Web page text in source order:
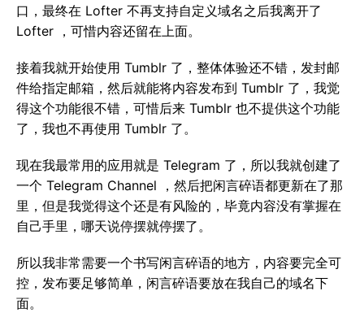
口，最终在 Lofter 不再支持自定义域名之后我离开了
Lofter ，可惜内容还留在上面。
接着我就开始使用 Tumblr 了，整体体验还不错，发封邮
件给指定邮箱，然后就能将内容发布到 Tumblr 了，我觉
得这个功能很不错，可惜后来 Tumblr 也不提供这个功能
了，我也不再使用 Tumblr 了。
现在我最常用的应用就是 Telegram 了，所以我就创建了
一个 Telegram Channel ，然后把闲言碎语都更新在了那
里，但是我觉得这个还是有风险的，毕竟内容没有掌握在
自己手里，哪天说停摆就停摆了。
所以我非常需要一个书写闲言碎语的地方，内容要完全可
控，发布要足够简单，闲言碎语要放在我自己的域名下
面。